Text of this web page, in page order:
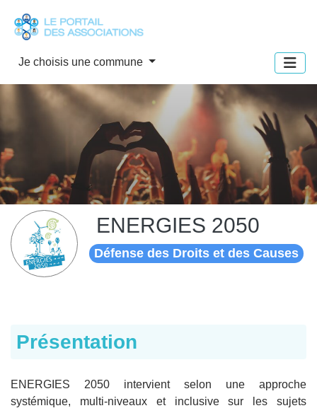
Je choisis une commune
ENERGIES 2050
Défense des Droits et des Causes
Présentation
ENERGIES 2050 intervient selon une approche
systémique, multi-niveaux et inclusive sur les sujets